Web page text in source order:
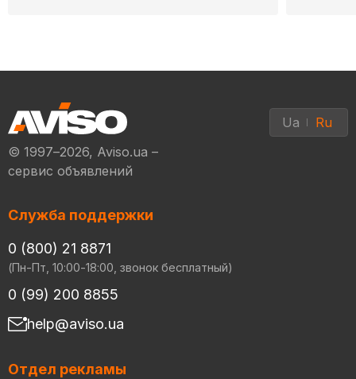
© 1997–2026, Aviso.ua –
сервис объявлений
Ua Ru
Служба поддержки
0 (800) 21 8871
(Пн-Пт, 10:00-18:00, звонок бесплатный)
0 (99) 200 8855
help@aviso.ua
Отдел рекламы